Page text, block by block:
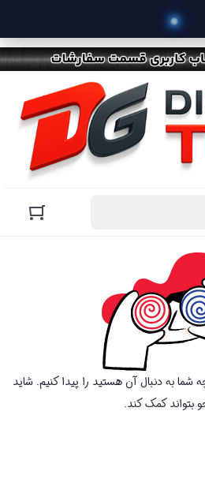
شما به دنبال آن هستید را پیدا کنیم. شاید
بتواند کمک کند.